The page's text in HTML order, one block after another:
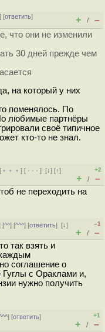
] [ответить]
+ / –
что они не изменили
30 дней прежде чем
на который у них
поменялось. По
любимые партнёры
своё типичное
кто-то не знал.
﹢﹢﹢] [ · · ·][↓] [↑]
+2
+ / –
не переходить на
[^^] [^^^] [ответить][↓]
–1
+ / –
так взять и
соглашение о
Гуглы с Ораклами и,
нужно получить
] [ответить]
+1
+ / –